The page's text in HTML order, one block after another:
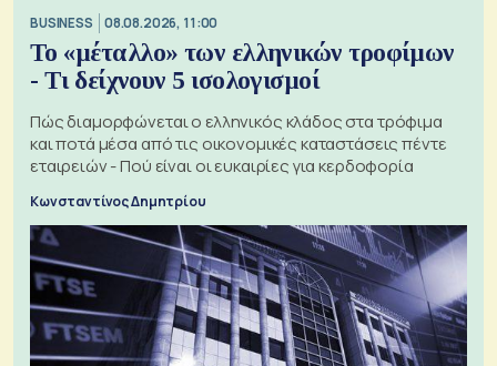
BUSINESS 08.08.2026, 11:00
Το «μέταλλο» των ελληνικών τροφίμων
- Τι δείχνουν 5 ισολογισμοί
Πώς διαμορφώνεται ο ελληνικός κλάδος στα τρόφιμα
και ποτά μέσα από τις οικονομικές καταστάσεις πέντε
εταιρειών - Πού είναι οι ευκαιρίες για κερδοφορία
Κωνσταντίνος Δημητρίου